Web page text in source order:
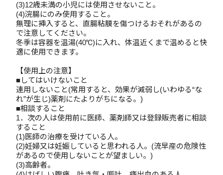
(3)12歳未満の小児には使用させないこと。
(4)浣腸にのみ使用すること。
無理に挿入すると、直腸粘膜を傷つけるおそれがあるの
で注意してください。
冬季は容器を温湯(40℃)に入れ、体温近くまで温めると快
適に使用できます。
【使用上の注意】
■してはいけないこと
連用しないこと(常用すると、効果が減弱し(いわゆる“な
れ”が生じ)薬剤にたよりがちになる。)
■相談すること
1．次の人は使用前に医師、薬剤師又は登録販売者に相談
すること
(1)医師の治療を受けている人。
(2)妊婦又は妊娠していると思われる人。(流早産の危険性
があるので使用しないことが望ましい。)
(3)高齢者。